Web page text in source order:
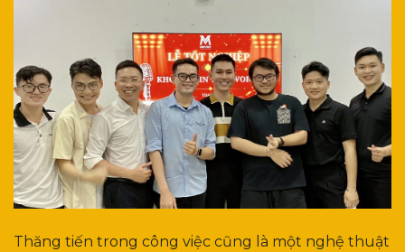
Thăng tiến trong công việc cũng là một nghệ thuật